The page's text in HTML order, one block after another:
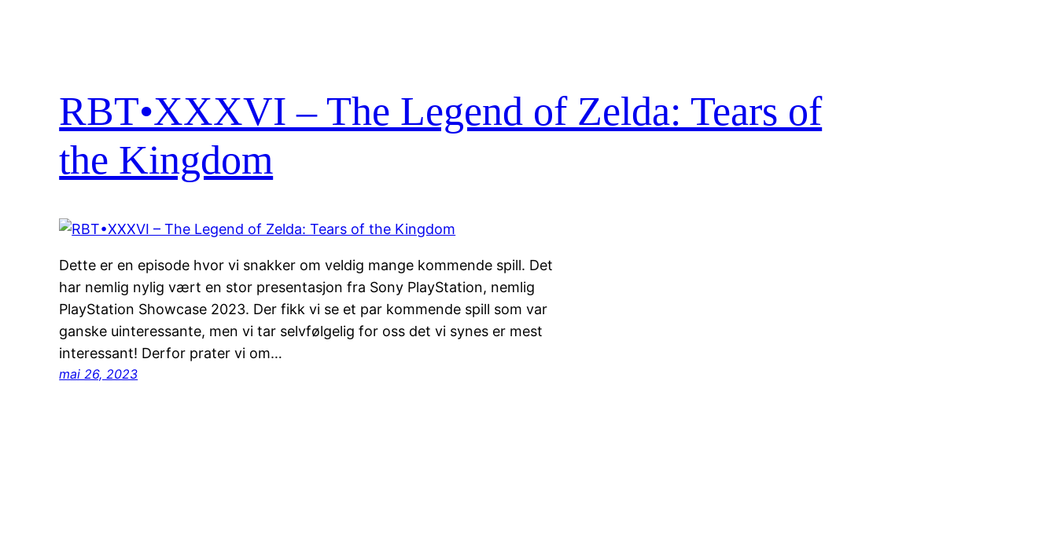
RBT•XXXVI – The Legend of Zelda: Tears of
the Kingdom
Dette er en episode hvor vi snakker om veldig mange kommende spill. Det
har nemlig nylig vært en stor presentasjon fra Sony PlayStation, nemlig
PlayStation Showcase 2023. Der fikk vi se et par kommende spill som var
ganske uinteressante, men vi tar selvfølgelig for oss det vi synes er mest
interessant! Derfor prater vi om…
mai 26, 2023